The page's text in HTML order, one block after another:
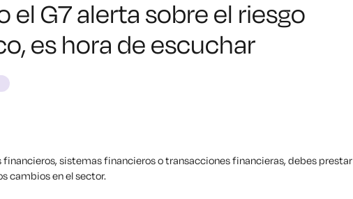
el G7 alerta sobre el riesgo
es hora de escuchar
financieros, sistemas financieros o transacciones financieras, debes prestar
cambios en el sector.